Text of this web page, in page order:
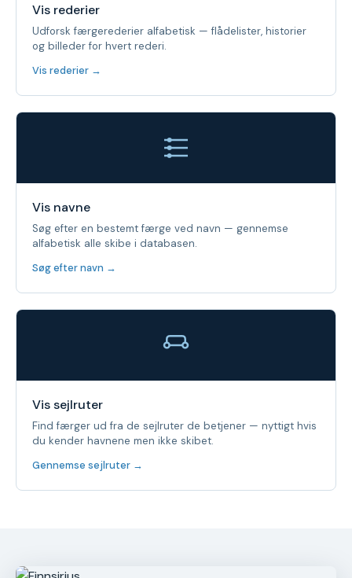
Vis rederier
Udforsk færgerederier alfabetisk — flådelister, historier
og billeder for hvert rederi.
Vis rederier →
Vis navne
Søg efter en bestemt færge ved navn — gennemse
alfabetisk alle skibe i databasen.
Søg efter navn →
Vis sejlruter
Find færger ud fra de sejlruter de betjener — nyttigt hvis
du kender havnene men ikke skibet.
Gennemse sejlruter →